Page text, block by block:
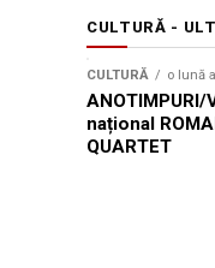
CULTURĂ -
CULTURĂ o lună
ANOTIMPURI/
național
QUARTET